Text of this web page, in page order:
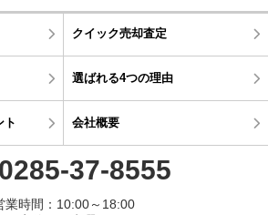
クイック売却査定
選ばれる4つの理由
ト 会社概要
0285-37-8555
業時間：10:00～18:00